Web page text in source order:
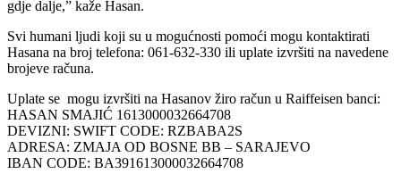
gdje dalje,” kaže Hasan.
Svi humani ljudi koji su u mogućnosti pomoći mogu kontaktirati
Hasana na broj telefona: 061-632-330 ili uplate izvršiti na navedene
brojeve računa.
Uplate se mogu izvršiti na Hasanov žiro račun u Raiffeisen banci:
HASAN SMAJIĆ 1613000032664708
DEVIZNI: SWIFT CODE: RZBABA2S
ADRESA: ZMAJA OD BOSNE BB – SARAJEVO
IBAN CODE: BA391613000032664708